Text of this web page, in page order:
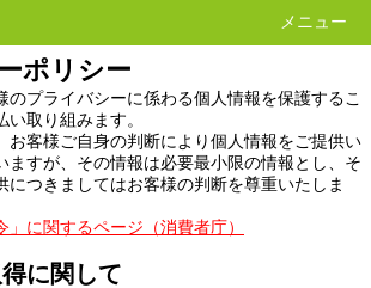
メニュー
ポリシー
のプライバシーに係わる個人情報を保護するこ
い取り組みます。
お客様ご自身の判断により個人情報をご提供い
ますが、その情報は必要最小限の情報とし、そ
につきましてはお客様の判断を尊重いたしま
」に関するページ（消費者庁）
に関して